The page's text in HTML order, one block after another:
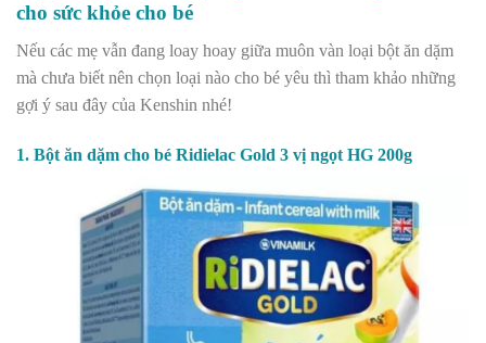
cho sức khỏe cho bé
Nếu các mẹ vẫn đang loay hoay giữa muôn vàn loại bột ăn dặm
mà chưa biết nên chọn loại nào cho bé yêu thì tham khảo những
gợi ý sau đây của Kenshin nhé!
1. Bột ăn dặm cho bé Ridielac Gold 3 vị ngọt HG 200g